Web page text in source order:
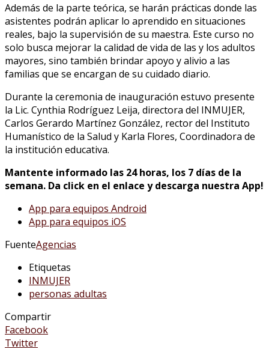
Además de la parte teórica, se harán prácticas donde las
asistentes podrán aplicar lo aprendido en situaciones
reales, bajo la supervisión de su maestra. Este curso no
solo busca mejorar la calidad de vida de las y los adultos
mayores, sino también brindar apoyo y alivio a las
familias que se encargan de su cuidado diario.
Durante la ceremonia de inauguración estuvo presente
la Lic. Cynthia Rodríguez Leija, directora del INMUJER,
Carlos Gerardo Martínez González, rector del Instituto
Humanístico de la Salud y Karla Flores, Coordinadora de
la institución educativa.
Mantente informado las 24 horas, los 7 días de la
semana. Da click en el enlace y descarga nuestra App!
App para equipos Android
App para equipos iOS
FuenteAgencias
Etiquetas
INMUJER
personas adultas
Compartir
Facebook
Twitter